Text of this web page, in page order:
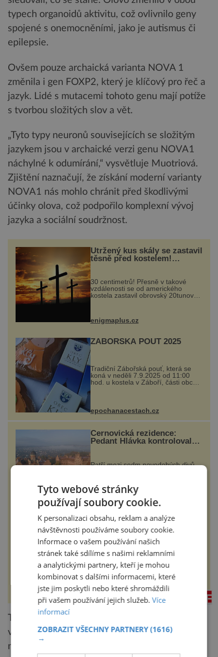
typech organoidů aktivitu, což ovlivnilo geny
spojené s onemocněními, jako je autismus či
epilepsie.
Ovšem pouze archaická varianta NOVA 1
změnila i gen FOXP2, který je klíčový pro řeč a
jazyk. Lidé s mutacemi tohoto genu mají potíže
s tvorbou složitých slov a vět.
„Tyto typy neuronů souvisejících se složitým
jazykem jsou v archaické verzi genu NOVA1
náchylné k odumírání,“ vysvětluje Muotriová.
Zjištění naznačují, že získání moderní varianty
NOVA1 nás mohlo chránit před škodlivými
účinky olova, což podpořilo komplexní vývoj
jazyka a sociální soudržnost.
Utržený kus skály se zastavil
těsně před kostelem!
Ochránila ho boží síla?
30 centimetrů! Přesně v takové
vzdálenosti se od amerického
kostela zastavil obrovský 20tunový
při její demolici. Podle místních stojí
...
enigmaplus.cz
ZÁBOŘSKÁ POUŤ 2025
Tradiční Zábořská pouť, která se
koná v neděli 7.9.2025 od 11:00
hod. u kostela v Záboří, části obce
Kly u Mělníka. V programu
naleznete komentovanou prohlídku
atrakce...
epochanacestach.cz
Černovická rezidence:
Pedant Hlávka kontroloval
Patří mezi sedm novodobých divů
vznikem stál slavný český architekt
Josef Hlávka. Ten si na něm dal
mimořádně záležet. Jeho stavební
plány by při ...
historyplus.cz
Měkké na dotek, krásné na
pohled
Koupelna patří k nejatraktivnějším
místnostem v bytě, vedle ložnice
slouží jako místo pro relaxaci a
odpočinek. Koupelnový textil –
ručníky, osušky a koberečky –
mohou jako mávnutím kouzelného
proutku...
rezidenceonline.cz
To mohlo poskytnout moderním lidem
významnou evoluční výhodu oproti
neandrtálcům, a to i v přítomnosti kontaminace
Tyto webové stránky
používají soubory cookie.
K personalizaci obsahu, reklam a analýze
návštěvnosti používáme soubory cookie.
Informace o vašem používání našich
stránek také sdílíme s našimi reklamními
a analytickými partnery, kteří je mohou
kombinovat s dalšími informacemi, které
jste jim poskytli nebo které shromáždili
při vašem používání jejich služeb.Více
informací
ZOBRAZIT VŠECHNY PARTNERY(1616)
→